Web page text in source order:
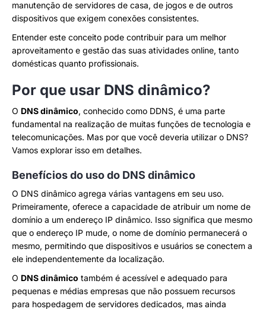
manutenção de servidores de casa, de jogos e de outros
dispositivos que exigem conexões consistentes.
Entender este conceito pode contribuir para um melhor
aproveitamento e gestão das suas atividades online, tanto
domésticas quanto profissionais.
Por que usar DNS dinâmico?
O DNS dinâmico, conhecido como DDNS, é uma parte
fundamental na realização de muitas funções de tecnologia e
telecomunicações. Mas por que você deveria utilizar o DNS?
Vamos explorar isso em detalhes.
Benefícios do uso do DNS dinâmico
O DNS dinâmico agrega várias vantagens em seu uso.
Primeiramente, oferece a capacidade de atribuir um nome de
domínio a um endereço IP dinâmico. Isso significa que mesmo
que o endereço IP mude, o nome de domínio permanecerá o
mesmo, permitindo que dispositivos e usuários se conectem a
ele independentemente da localização.
O DNS dinâmico também é acessível e adequado para
pequenas e médias empresas que não possuem recursos
para hospedagem de servidores dedicados, mas ainda